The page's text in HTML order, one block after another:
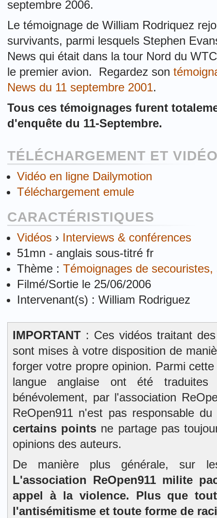
septembre 2006.
Le témoignage de William Rodriquez
survivants, parmi lesquels Stephen
News qui était dans la tour Nord du
le premier avion. Regardez son
News du 11 septembre 2001.
Tous ces témoignages furent
d'enquête du 11-Septembre.
TÉLÉCHARGEMENT ET
Vidéo en ligne Dailymotion
Téléchargement emule
CARACTÉRISTIQUES
Vidéos › Interviews & conférences
51mn - anglais sous-titré fr
Thème : Témoignages de
Filmé/Sortie le 25/06/2006
Intervenant(s) : William Rodriguez
IMPORTANT : Ces vidéos traitant
sont mises à votre disposition de
forger votre propre opinion. Parmi
langue anglaise ont été
bénévolement, par l'association
ReOpen911 n'est pas responsable
certains points ne partage pas
opinions des auteurs.
De manière plus générale, sur
L'association ReOpen911 milite
appel à la violence. Plus que
l'antisémitisme et toute forme de